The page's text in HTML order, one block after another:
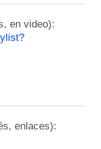
en video):
enlaces):